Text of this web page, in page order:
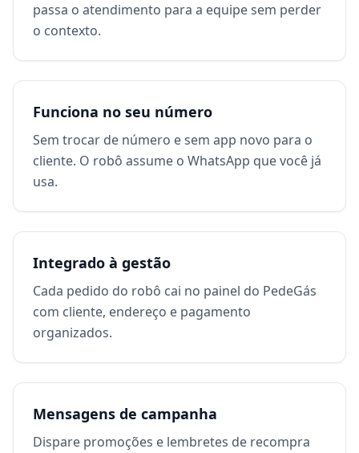
passa o atendimento para a equipe sem perder
o contexto.
Funciona no seu número
Sem trocar de número e sem app novo para o
cliente. O robô assume o WhatsApp que você já
usa.
Integrado à gestão
Cada pedido do robô cai no painel do PedeGás
com cliente, endereço e pagamento
organizados.
Mensagens de campanha
Dispare promoções e lembretes de recompra